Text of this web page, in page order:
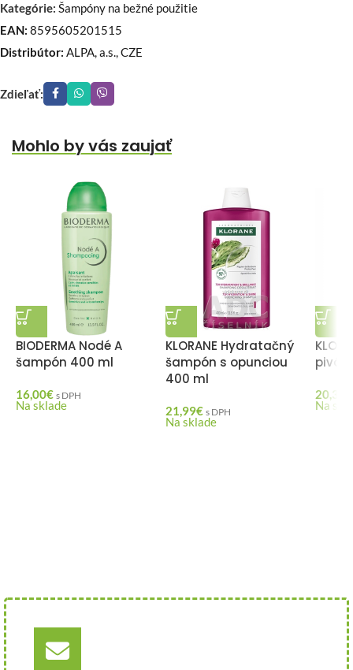
Kategórie: Šampóny na bežné použitie
EAN: 8595605201515
Distribútor: ALPA, a.s., CZE
Zdieľať:
Mohlo by vás zaujať
BIODERMA Nodé A
šampón 400 ml
16,00€ s DPH
Na sklade
KLORANE Hydratačný
šampón s opunciou
400 ml
21,99€ s DPH
Na sklade
20,30
Na